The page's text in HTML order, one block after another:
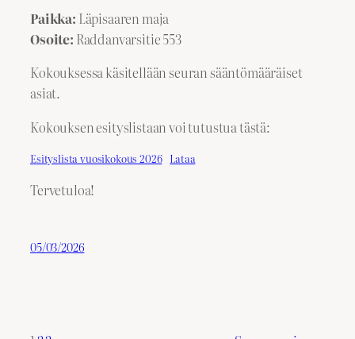
Paikka: Läpisaaren maja
Osoite: Raddanvarsitie 553
Kokouksessa käsitellään seuran sääntömääräiset
asiat.
Kokouksen esityslistaan voi tutustua tästä:
Esityslista vuosikokous 2026 Lataa
Tervetuloa!
05/03/2026